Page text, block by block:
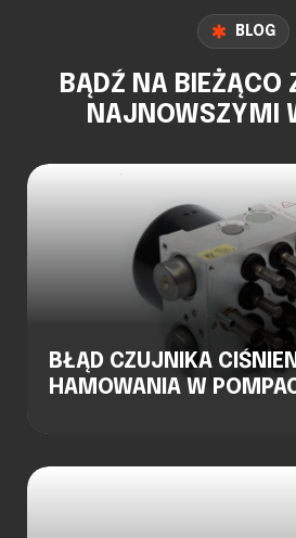
BLOG
BĄDŹ NA BIEŻĄCO
NAJNOWSZYMI
BŁĄD CZUJNIKA
HAMOWANIA W